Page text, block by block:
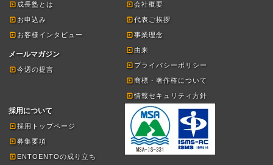
成長塾とは
お申込み
お客様インタビュー
メールマガジン
今週の提言
会社概要
代表ご挨拶
事業理念
由来
プライバシーポリシー
商標・著作権について
情報セキュリティ方針
採用について
採用トップページ
募集要項
ENTOENTOの成り立ち